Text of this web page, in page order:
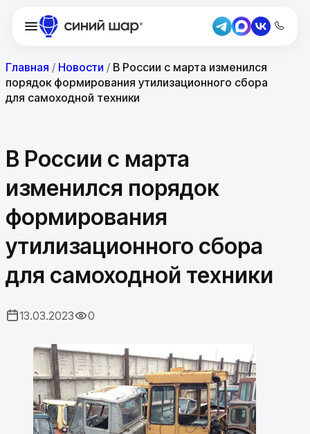
Главная / Новости / В России с марта изменился
порядок формирования утилизационного сбора
для самоходной техники
В России с марта
изменился порядок
формирования
утилизационного сбора
для самоходной техники
13.03.2023 0